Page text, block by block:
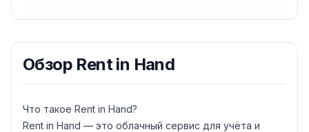
Обзор Rent in Hand
Что такое Rent in Hand?
Rent in Hand — это облачный сервис для учёта и